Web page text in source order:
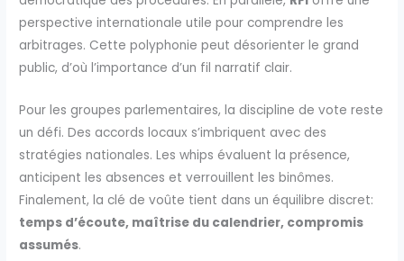
perspective internationale utile pour comprendre les
arbitrages. Cette polyphonie peut désorienter le grand
public, d’où l’importance d’un fil narratif clair.
Pour les groupes parlementaires, la discipline de vote reste
un défi. Des accords locaux s’imbriquent avec des
stratégies nationales. Les whips évaluent la présence,
anticipent les absences et verrouillent les binômes.
Finalement, la clé de voûte tient dans un équilibre discret:
temps d’écoute, maîtrise du calendrier, compromis
assumés.